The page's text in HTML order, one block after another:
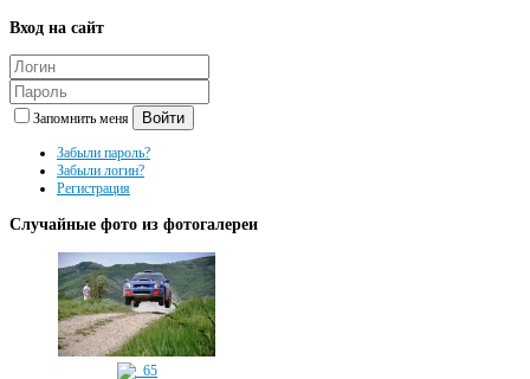
Вход на сайт
Запомнить меня Войти
Забыли пароль?
Забыли логин?
Регистрация
Случайные фото из фотогалереи